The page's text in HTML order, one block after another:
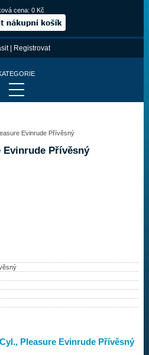
cena:0 Kč
| Registrovat
Evinrude Přívěsný
Evinrude Přívěsný
Pleasure Evinrude Přívěsný